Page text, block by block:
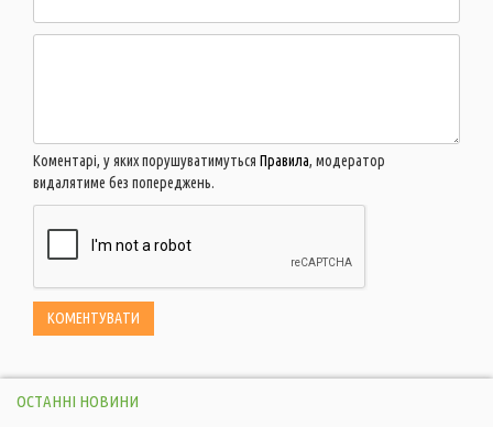
Коментарі, у яких порушуватимуться Правила, модератор
видалятиме без попереджень.
ОСТАННІ НОВИНИ